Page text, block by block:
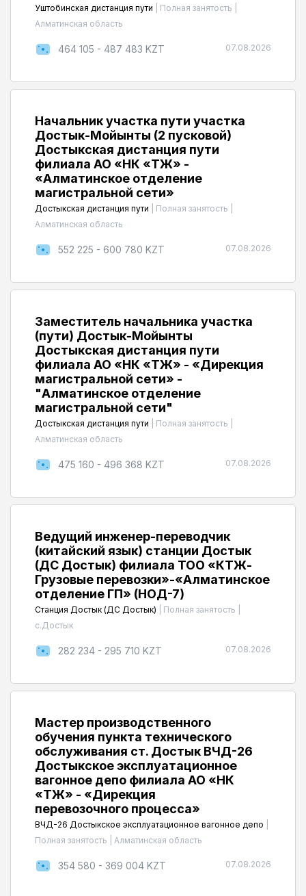
Уштобинская дистанция пути Полная занятость
Алматинская область
464 105 - 487 483 KZT 07.08.2026
Начальник участка пути участка
Достык-Мойынты (2 пусковой)
Достыкская дистанция пути
филиала АО «НК «ҚТЖ» -
«Алматинское отделение
магистральной сети»
Достыкская дистанция пути Полная занятость
Алматинская область
552 225 - 600 780 KZT 07.08.2026
Заместитель начальника участка
(пути) Достык-Мойынты
Достыкская дистанция пути
филиала АО «НК «ҚТЖ» - «Дирекция
магистральной сети» -
"Алматинское отделение
магистральной сети"
Достыкская дистанция пути Полная занятость
Алматинская область
475 160 - 496 368 KZT 07.08.2026
Ведущий инженер-переводчик
(китайский язык) cтанции Достык
(ДС Достык) филиала ТОО «КТЖ-
Грузовые перевозки»-«Алматинское
отделение ГП» (НОД-7)
Станция Достык (ДС Достык) Полная занятость
с.Достык
282 234 - 295 710 KZT 07.08.2026
Мастер производственного
обучения пункта технического
обслуживания ст. Достык ВЧД-26
Достыкское эксплуатационное
вагонное депо филиала АО «НК
«ҚТЖ» - «Дирекция
перевозочного процесса»
ВЧД-26 Достыкское эксплуатационное вагонное депо
Полная занятость
Алматинская область
354 580 - 369 004 KZT 07.08.2026